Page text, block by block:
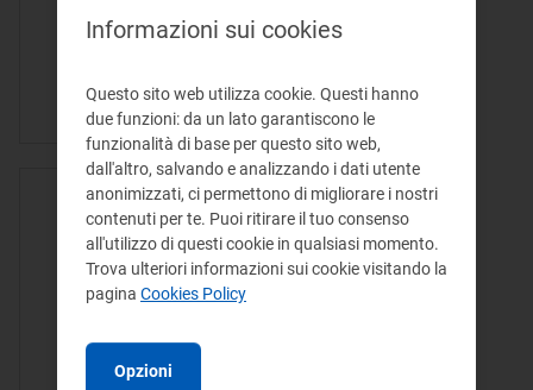
S.p.A. nell’ambito del procedimento
materia di…
ATTO DELIBERA - 15/02/2022
Dichiarazione di
inammissibilità della
presentata da Solbiate Olona
Informazioni sui cookies
Questo sito web utilizza cookie. Questi hanno
due funzioni: da un lato garantiscono le
funzionalità di base per questo sito web,
dall'altro, salvando e analizzando i dati utente
anonimizzati, ci permettono di migliorare i nostri
contenuti per te. Puoi ritirare il tuo consenso
all'utilizzo di questi cookie in qualsiasi momento.
Trova ulteriori informazioni sui cookie visitando la
pagina Cookies Policy
Opzioni